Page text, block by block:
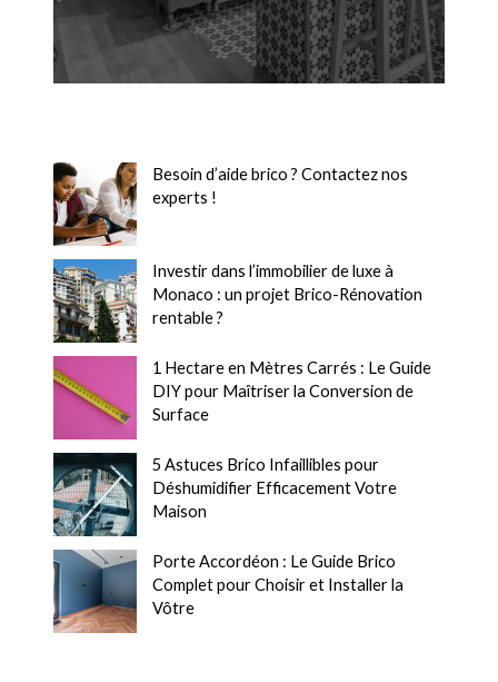
Besoin d’aide brico ? Contactez nos
experts !
Investir dans l’immobilier de luxe à
Monaco : un projet Brico-Rénovation
rentable ?
1 Hectare en Mètres Carrés : Le Guide
DIY pour Maîtriser la Conversion de
Surface
5 Astuces Brico Infaillibles pour
Déshumidifier Efficacement Votre
Maison
Porte Accordéon : Le Guide Brico
Complet pour Choisir et Installer la
Vôtre